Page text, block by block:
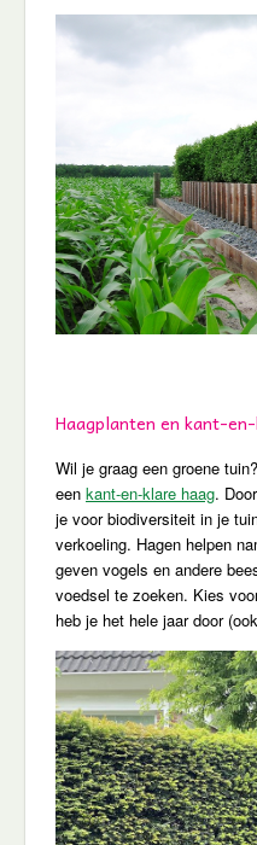
Haagplanten en kant-
Wil je graag een groene
een kant-en-klare haag.
je voor biodiversiteit in je
verkoeling. Hagen helpen
geven vogels en andere
voedsel te zoeken. Kies
heb je het hele jaar door